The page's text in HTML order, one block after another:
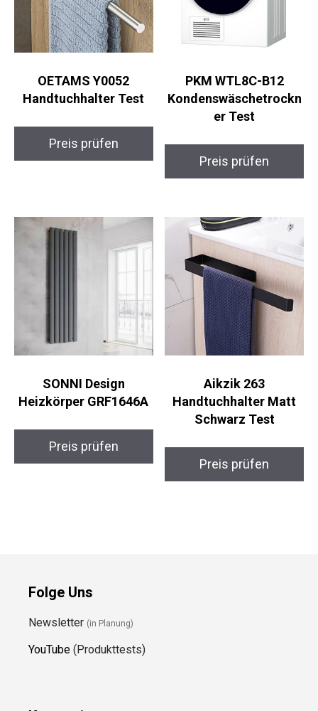
OETAMS Y0052
Handtuchhalter Test
Preis prüfen
PKM WTL8C-B12
Kondenswäschetrockn
er Test
Preis prüfen
SONNI Design
Heizkörper GRF1646A
Preis prüfen
Aikzik 263
Handtuchhalter Matt
Schwarz Test
Preis prüfen
Folge Uns
Newsletter (in Planung)
YouTube (Produkttests)